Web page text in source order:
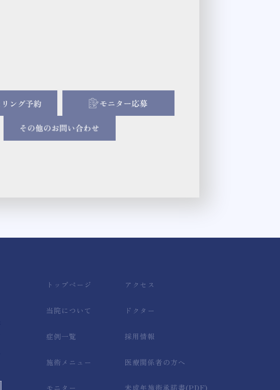
トップページ
当院について
症例一覧
施術メニュー
モニター
アクセス
ドクター
採用情報
医療関係者の方へ
未成年施術承諾書(PDF)